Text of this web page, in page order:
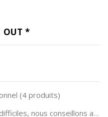
OUT *
(4 produits)
Lors de moments émotionnels difficiles, nous conseillons aux personnes qui se tournent vers nous de bénéficier des quatre compléments alimentaires de ce lot afin de pouvoir dépasser les épreuves.